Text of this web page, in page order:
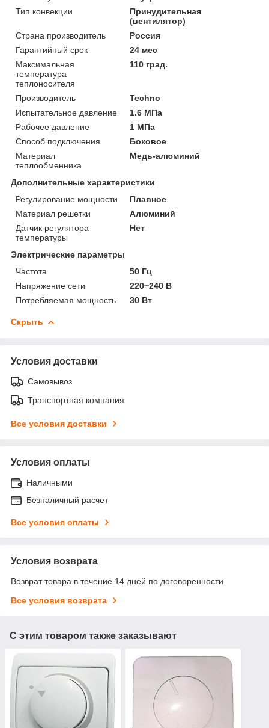
Тип конвекции
Принудительная
(вентилятор)
Страна производитель
Россия
Гарантийный срок
24 мес
Максимальная
температура
теплоносителя
110 град.
Производитель
Techno
Испытательное давление
1.6 МПа
Рабочее давление
1 МПа
Способ подключения
Боковое
Материал
теплообменника
Медь-алюминий
Дополнительные характеристики
Регулирование мощности
Плавное
Материал решетки
Алюминий
Датчик регулятора
температуры
Нет
Электрические параметры
Частота
50 Гц
Напряжение сети
220~240 В
Потребляемая мощность
30 Вт
Скрыть
Условия доставки
Самовывоз
Транспортная компания
Все условия доставки
Условия оплаты
Наличными
Безналичный расчет
Все условия оплаты
Условия возврата
Возврат товара в течение 14 дней по договоренности
Все условия возврата
С этим товаром также заказывают